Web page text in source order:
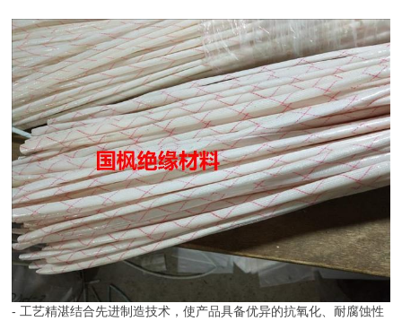
- 工艺精湛结合先进制造技术，使产品具备优异的抗氧化、耐腐蚀性